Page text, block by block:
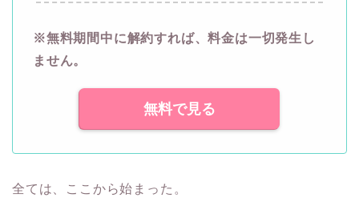
※無料期間中に解約すれば、料金は一切発生し
ません。
無料で見る
全ては、ここから始まった。